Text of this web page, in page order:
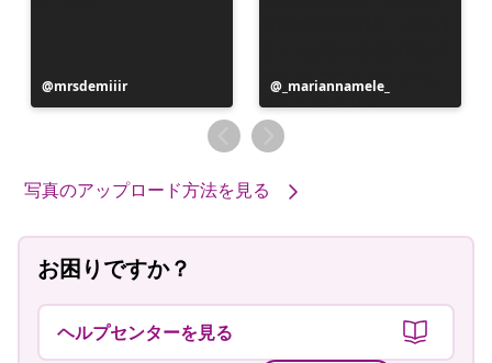
投
稿
mrsdemiiir
投
稿
者
_mariannamele_
写真のアップロード方法を見る
お困りですか？
ヘルプセンターを見る